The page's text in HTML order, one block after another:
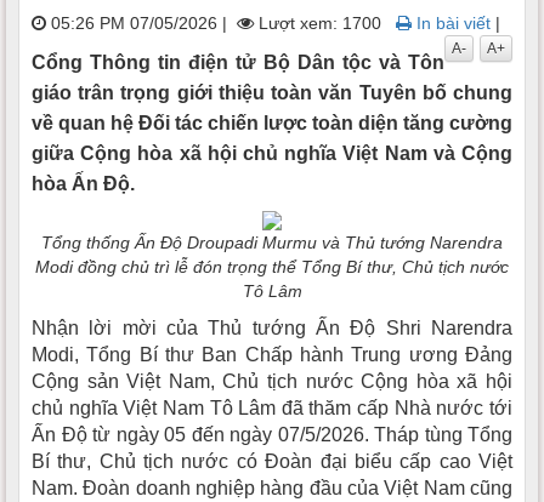
05:26 PM 07/05/2026 | Lượt xem: 1700 In bài viết |
A+
A-
Cổng Thông tin điện tử Bộ Dân tộc và Tôn
giáo trân trọng giới thiệu toàn văn Tuyên bố chung
về quan hệ Đối tác chiến lược toàn diện tăng cường
giữa Cộng hòa xã hội chủ nghĩa Việt Nam và Cộng
hòa Ấn Độ.
Tổng thống Ấn Độ Droupadi Murmu và Thủ tướng Narendra
Modi đồng chủ trì lễ đón trọng thể Tổng Bí thư, Chủ tịch nước
Tô Lâm
Nhận lời mời của Thủ tướng Ấn Độ Shri Narendra
Modi, Tổng Bí thư Ban Chấp hành Trung ương Đảng
Cộng sản Việt Nam, Chủ tịch nước Cộng hòa xã hội
chủ nghĩa Việt Nam Tô Lâm đã thăm cấp Nhà nước tới
Ấn Độ từ ngày 05 đến ngày 07/5/2026. Tháp tùng Tổng
Bí thư, Chủ tịch nước có Đoàn đại biểu cấp cao Việt
Nam. Đoàn doanh nghiệp hàng đầu của Việt Nam cũng